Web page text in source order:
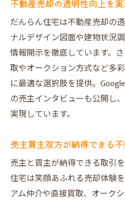
不動産売却の透明性向上を
だんらん住宅は不動産売却の
ナルデザイン図面や建物状況
情報開示を徹底しています。
取やオークション方式など多
に最適な選択肢を提供。
の売主インタビューも公開し
実現しています。
売主買主双方が納得できる
売主と買主が納得できる取引
住宅は笑顔あふれる売却体験
アム仲介や直接買取、オーク